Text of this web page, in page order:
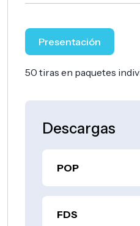
Presentación
50 tiras en paquetes
Descargas
POP
FDS